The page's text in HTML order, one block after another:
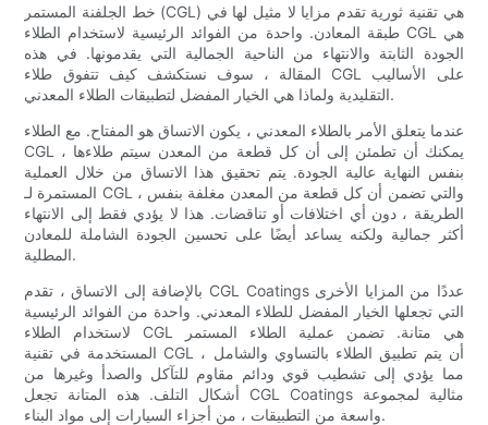
خط الجلفنة المستمر (CGL) هي تقنية ثورية تقدم مزايا لا مثيل لها في
طبقة المعادن. واحدة من الفوائد الرئيسية لاستخدام الطلاء CGL هي
الجودة الثابتة والانتهاء من الناحية الجمالية التي يقدمونها. في هذه
المقالة ، سوف نستكشف كيف تتفوق طلاء CGL على الأساليب
التقليدية ولماذا هي الخيار المفضل لتطبيقات الطلاء المعدني.
عندما يتعلق الأمر بالطلاء المعدني ، يكون الاتساق هو المفتاح. مع الطلاء
CGL ، يمكنك أن تطمئن إلى أن كل قطعة من المعدن سيتم طلاءها
بنفس النهاية عالية الجودة. يتم تحقيق هذا الاتساق من خلال العملية
المستمرة لـ CGL ، والتي تضمن أن كل قطعة من المعدن مغلفة بنفس
الطريقة ، دون أي اختلافات أو تناقضات. هذا لا يؤدي فقط إلى الانتهاء
أكثر جمالية ولكنه يساعد أيضًا على تحسين الجودة الشاملة للمعادن
المطلية.
بالإضافة إلى الاتساق ، تقدم CGL Coatings عددًا من المزايا الأخرى
التي تجعلها الخيار المفضل للطلاء المعدني. واحدة من الفوائد الرئيسية
لاستخدام الطلاء CGL هي متانة. تضمن عملية الطلاء المستمر
المستخدمة في تقنية CGL أن يتم تطبيق الطلاء بالتساوي والشامل ،
مما يؤدي إلى تشطيب قوي ودائم مقاوم للتآكل والصدأ وغيرها من
أشكال التلف. هذه المتانة تجعل CGL Coatings مثالية لمجموعة
واسعة من التطبيقات ، من أجزاء السيارات إلى مواد البناء.